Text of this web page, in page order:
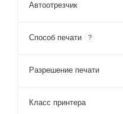
Автоотрезчик
Способ печати ?
Разрешение печати
Класс принтера